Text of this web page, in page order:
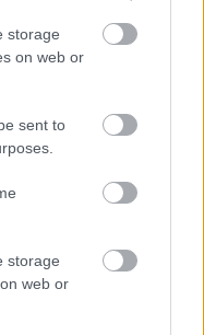
storage
on web or
sent to
storage
web or
Hamilton
Nagydíj előtt
A
álltak,